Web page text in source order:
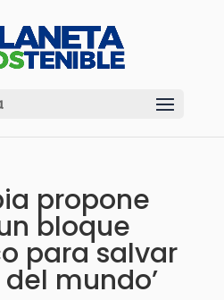
propone
bloque
para salvar
mundo’